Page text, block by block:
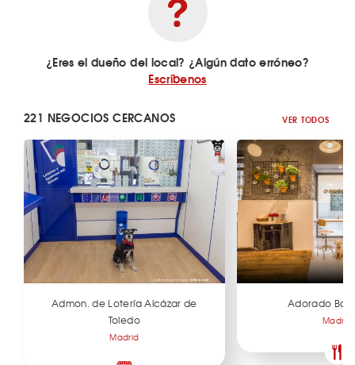
¿Eres el dueño del local? ¿Algún dato erróneo?
Escríbenos
221 NEGOCIOS CERCANOS VER TODOS
Admon. de Lotería Alcázar de
Toledo
Madrid
Adorado Bar
Madrid